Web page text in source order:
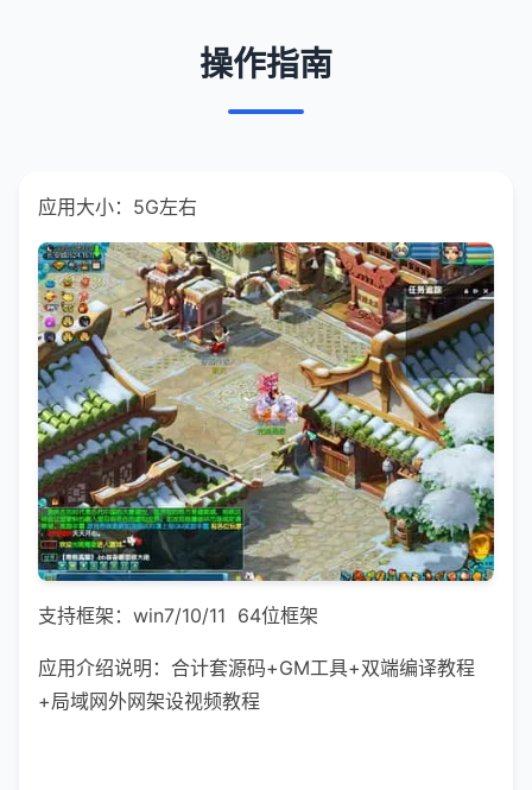
操作指南
应用大小：5G左右
支持框架：win7/10/11 64位框架
应用介绍说明：合计套源码+GM工具+双端编译教程
+局域网外网架设视频教程